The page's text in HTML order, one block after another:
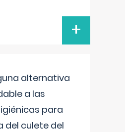
+
alternativa
a las
para
del culete del